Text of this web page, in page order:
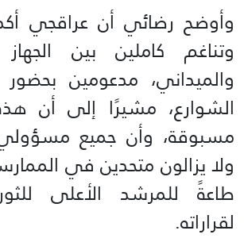
وأوضح رضائي أن عراقجي
وتناغم كاملين بين
والميداني، مدعومين
الشوارع، مشيرًا إلى أن
مسبوقة، وأن جميع مسؤولي
ولا يزالون متحدين في
طاعةً للمرشد الأعلى
لقراراته.